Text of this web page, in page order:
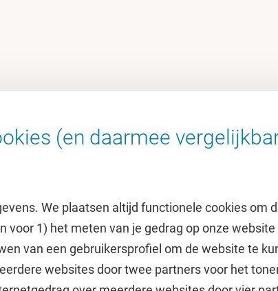
(en daarmee
We plaatsen altijd functionele cookies om
1) het meten van je gedrag op onze website
van een gebruikersprofiel om de website te
websites door twee partners voor het
Uitgelicht